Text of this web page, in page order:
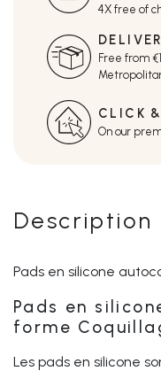
4X free of
Free from
CLICK
On our
Description
Pads en silicone
Pads en
forme
Les pads en silicone